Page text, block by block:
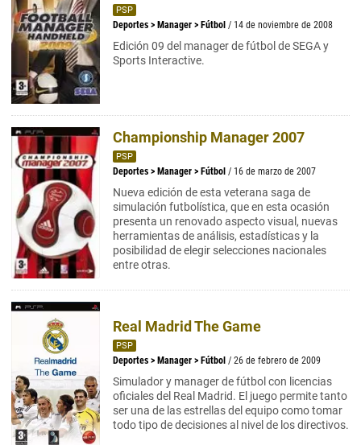
PSP
Deportes > Manager > Fútbol / 14 de noviembre de 2008
Edición 09 del manager de fútbol de SEGA y
Sports Interactive.
Championship Manager 2007
PSP
Deportes > Manager > Fútbol / 16 de marzo de 2007
Nueva edición de esta veterana saga de
simulación futbolística, que en esta ocasión
presenta un renovado aspecto visual, nuevas
herramientas de análisis, estadísticas y la
posibilidad de elegir selecciones nacionales
entre otras.
Real Madrid The Game
PSP
Deportes > Manager > Fútbol / 26 de febrero de 2009
Simulador y manager de fútbol con licencias
oficiales del Real Madrid. El juego permite tanto
ser una de las estrellas del equipo como tomar
todo tipo de decisiones al nivel de los directivos.